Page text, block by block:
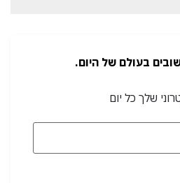
בעולם של היום.
שלך כל יום